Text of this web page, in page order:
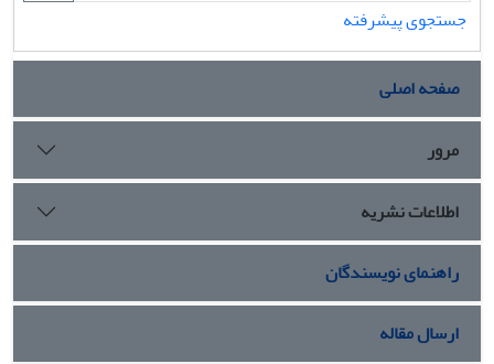
جستجوی پیشرفته
صفحه اصلی
مرور
اطلاعات نشریه
راهنمای نویسندگان
ارسال مقاله